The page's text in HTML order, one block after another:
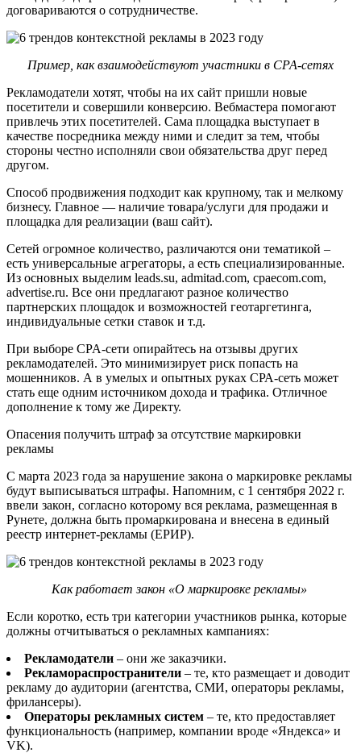
договариваются о сотрудничестве.
Пример, как взаимодействуют участники в СРА-сетях
Рекламодатели хотят, чтобы на их сайт пришли новые
посетители и совершили конверсию. Вебмастера помогают
привлечь этих посетителей. Сама площадка выступает в
качестве посредника между ними и следит за тем, чтобы
стороны честно исполняли свои обязательства друг перед
другом.
Способ продвижения подходит как крупному, так и мелкому
бизнесу. Главное — наличие товара/услуги для продажи и
площадка для реализации (ваш сайт).
Сетей огромное количество, различаются они тематикой –
есть универсальные агрегаторы, а есть специализированные.
Из основных выделим leads.su, admitad.com, cpaecom.com,
advertise.ru. Все они предлагают разное количество
партнерских площадок и возможностей геотаргетинга,
индивидуальные сетки ставок и т.д.
При выборе CPA-сети опирайтесь на отзывы других
рекламодателей. Это минимизирует риск попасть на
мошенников. А в умелых и опытных руках CРА-сеть может
стать еще одним источником дохода и трафика. Отличное
дополнение к тому же Директу.
Опасения получить штраф за отсутствие маркировки
рекламы
С марта 2023 года за нарушение закона о маркировке рекламы
будут выписываться штрафы. Напомним, с 1 сентября 2022 г.
ввели закон, согласно которому вся реклама, размещенная в
Рунете, должна быть промаркирована и внесена в единый
реестр интернет-рекламы (ЕРИР).
Как работает закон «О маркировке рекламы»
Если коротко, есть три категории участников рынка, которые
должны отчитываться о рекламных кампаниях:
Рекламодатели – они же заказчики.
Рекламораспространители – те, кто размещает и доводит
рекламу до аудитории (агентства, СМИ, операторы рекламы,
фрилансеры).
Операторы рекламных систем – те, кто предоставляет
функциональность (например, компании вроде «Яндекса» и
VK).